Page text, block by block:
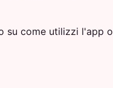
su come utilizzi l'app o